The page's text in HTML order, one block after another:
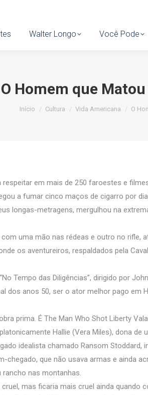
Walter Longo Você Pode
O Homem que
Você está aqui:
Início Cultura Vida Americana O
em mais de 250 faroestes e
a fumar cinco maços de cigarro por
longas-metragens, mergulhou na
uma mão nas rédeas e outro no rifle,
os aventureiros, respaldados pela
Tempo das Diligências”, dirigido por
dos anos 50, ser o ator melhor pago em
prima. É The Man Who Shot Liberty
Hallie (Vera Miles), dona de
idealista chamado Ransom
chegado, que não usava armas e ainda
rancho nas montanhas.
mas ficaria mais cruel ainda
Walter Longo Você Pode